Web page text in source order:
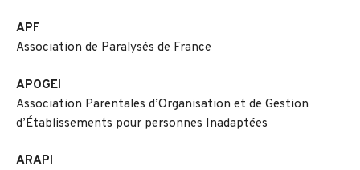
APF
Association de Paralysés de France
APOGEI
Association Parentales d’Organisation et de Gestion
d’Établissements pour personnes Inadaptées
ARAPI